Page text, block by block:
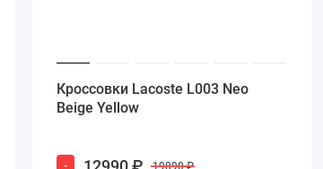
Кроссовки Lacoste L003 Neo
Beige Yellow
- 19890 ₽